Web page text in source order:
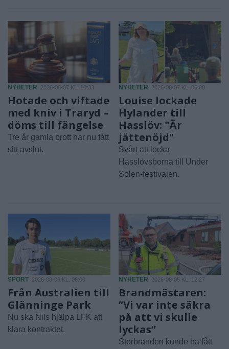
NYHETER 2026-08-07 KL. 10:33
Hotade och viftade
med kniv i Traryd –
döms till fängelse
Tre år gamla brott har nu fått
sitt avslut.
NYHETER 2026-08-07 KL. 06:00
Louise lockade
Hylander till
Hasslöv: "Är
jättenöjd"
Svårt att locka
Hasslövsborna till Under
Solen-festivalen.
SPORT 2026-08-06 KL. 06:00
Från Australien till
Glänninge Park
Nu ska Nils hjälpa LFK att
klara kontraktet.
NYHETER 2026-08-05 KL. 12:27
Brandmästaren:
”Vi var inte säkra
på att vi skulle
lyckas”
Storbranden kunde ha fått